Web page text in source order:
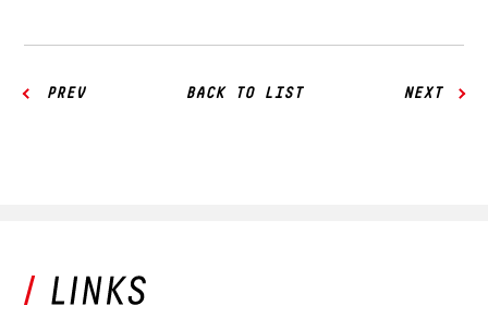
PREV BACK TO LIST NEXT